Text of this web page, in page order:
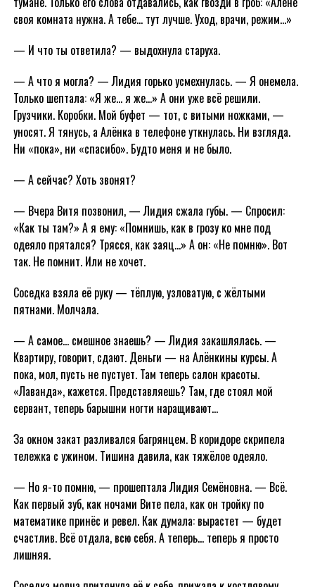
своя комната нужна. А тебе… тут лучше. Уход, врачи, режим…»
— И что ты ответила? — выдохнула старуха.
— А что я могла? — Лидия горько усмехнулась. — Я онемела.
Только шептала: «Я же… я же…» А они уже всё решили.
Грузчики. Коробки. Мой буфет — тот, с витыми ножками, —
уносят. Я тянусь, а Алёнка в телефоне уткнулась. Ни взгляда.
Ни «пока», ни «спасибо». Будто меня и не было.
— А сейчас? Хоть звонят?
— Вчера Витя позвонил, — Лидия сжала губы. — Спросил:
«Как ты там?» А я ему: «Помнишь, как в грозу ко мне под
одеяло прятался? Трясся, как заяц…» А он: «Не помню». Вот
так. Не помнит. Или не хочет.
Соседка взяла её руку — тёплую, узловатую, с жёлтыми
пятнами. Молчала.
— А самое… смешное знаешь? — Лидия закашлялась. —
Квартиру, говорит, сдают. Деньги — на Алёнкины курсы. А
пока, мол, пусть не пустует. Там теперь салон красоты.
«Лаванда», кажется. Представляешь? Там, где стоял мой
сервант, теперь барышни ногти наращивают…
За окном закат разливался багрянцем. В коридоре скрипела
тележка с ужином. Тишина давила, как тяжёлое одеяло.
— Но я-то помню, — прошептала Лидия Семёновна. — Всё.
Как первый зуб, как ночами Вите пела, как он тройку по
математике принёс и ревел. Как думала: вырастет — будет
счастлив. Всё отдала, всю себя. А теперь… теперь я просто
лишняя.